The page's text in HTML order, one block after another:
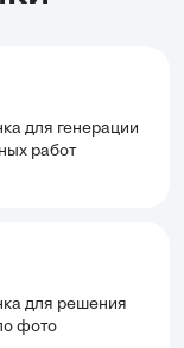
для генерации
работ
для решения
фото